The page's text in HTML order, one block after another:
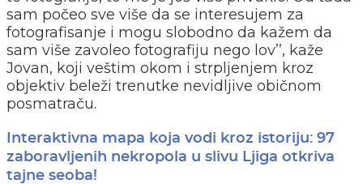
sam počeo sve više da se interesujem za
fotografisanje i mogu slobodno da kažem da
sam više zavoleo fotografiju nego lov’’, kaže
Jovan, koji veštim okom i strpljenjem kroz
objektiv beleži trenutke nevidljive običnom
posmatraču.
Interaktivna mapa koja vodi kroz istoriju: 97
zaboravljenih nekropola u slivu Ljiga otkriva
tajne seoba!